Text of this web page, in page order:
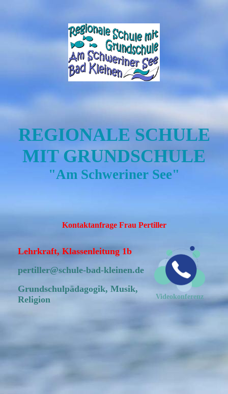
REGIONALE SCHULE
MIT GRUNDSCHULE
"Am Schweriner See"
Kontaktanfrage Frau Pertiller
Lehrkraft, Klassenleitung 1b
pertiller@schule-bad-kleinen.de
Grundschulpädagogik, Musik,
Religion
Videokonferenz